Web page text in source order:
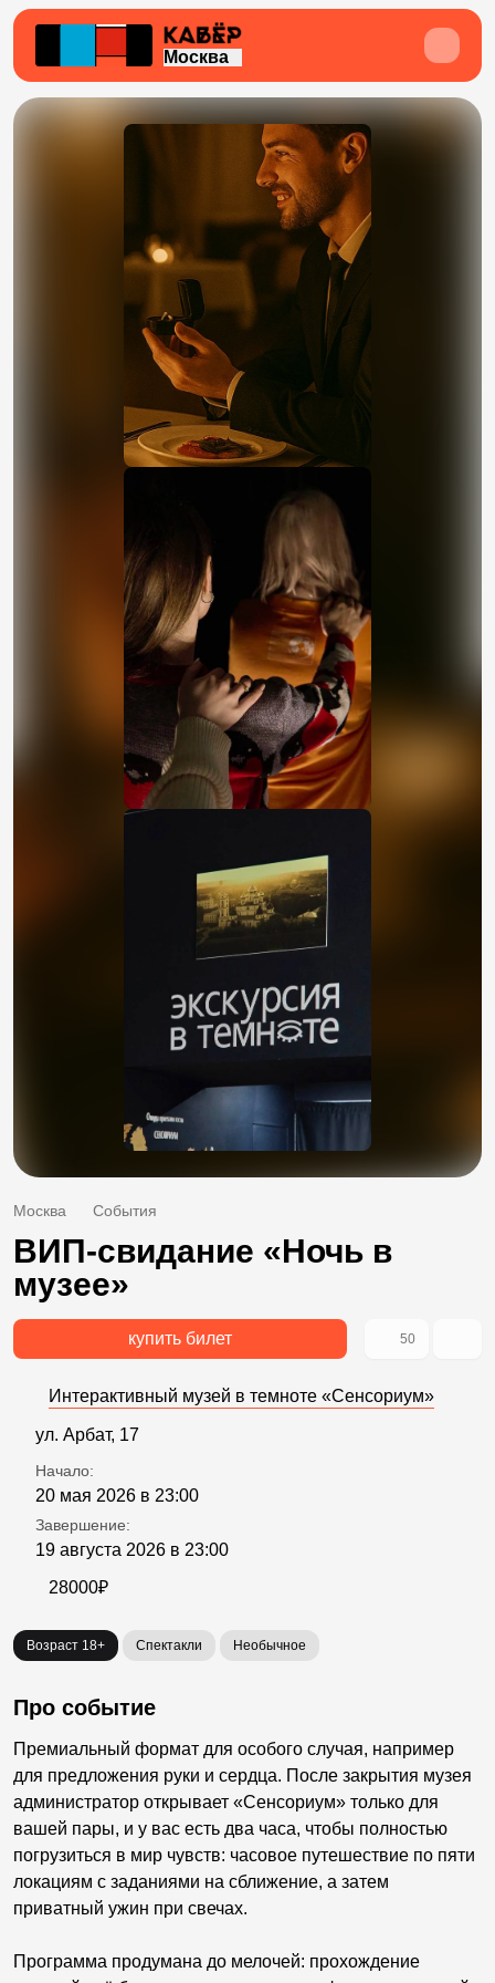
Москва
Москва События
ВИП-свидание «Ночь в
музее»
купить билет 50
Интерактивный музей в темноте «Сенсориум»
ул. Арбат, 17
Начало:
20 мая 2026 в 23:00
Завершение:
19 августа 2026 в 23:00
28000₽
Возраст 18+ Спектакли Необычное
Про событие
Премиальный формат для особого случая, например
для предложения руки и сердца. После закрытия музея
администратор открывает «Сенсориум» только для
вашей пары, и у вас есть два часа, чтобы полностью
погрузиться в мир чувств: часовое путешествие по пяти
локациям с заданиями на сближение, а затем
приватный ужин при свечах.
Программа продумана до мелочей: прохождение